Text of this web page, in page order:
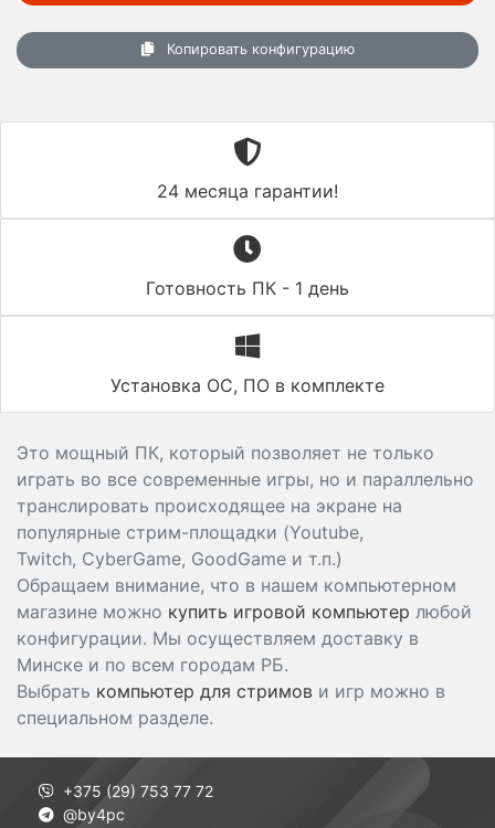
Копировать конфигурацию
24 месяца гарантии!
Готовность ПК - 1 день
Установка ОС, ПО в комплекте
Это мощный ПК, который позволяет не только
играть во все современные игры, но и параллельно
транслировать происходящее на экране на
популярные стрим-площадки (Youtube,
Twitch, CyberGame, GoodGame и т.п.)
Обращаем внимание, что в нашем компьютерном
магазине можно купить игровой компьютер любой
конфигурации. Мы осуществляем доставку в
Минске и по всем городам РБ.
Выбрать компьютер для стримов и игр можно в
специальном разделе.
+375 (29) 753 77 72
@by4pc